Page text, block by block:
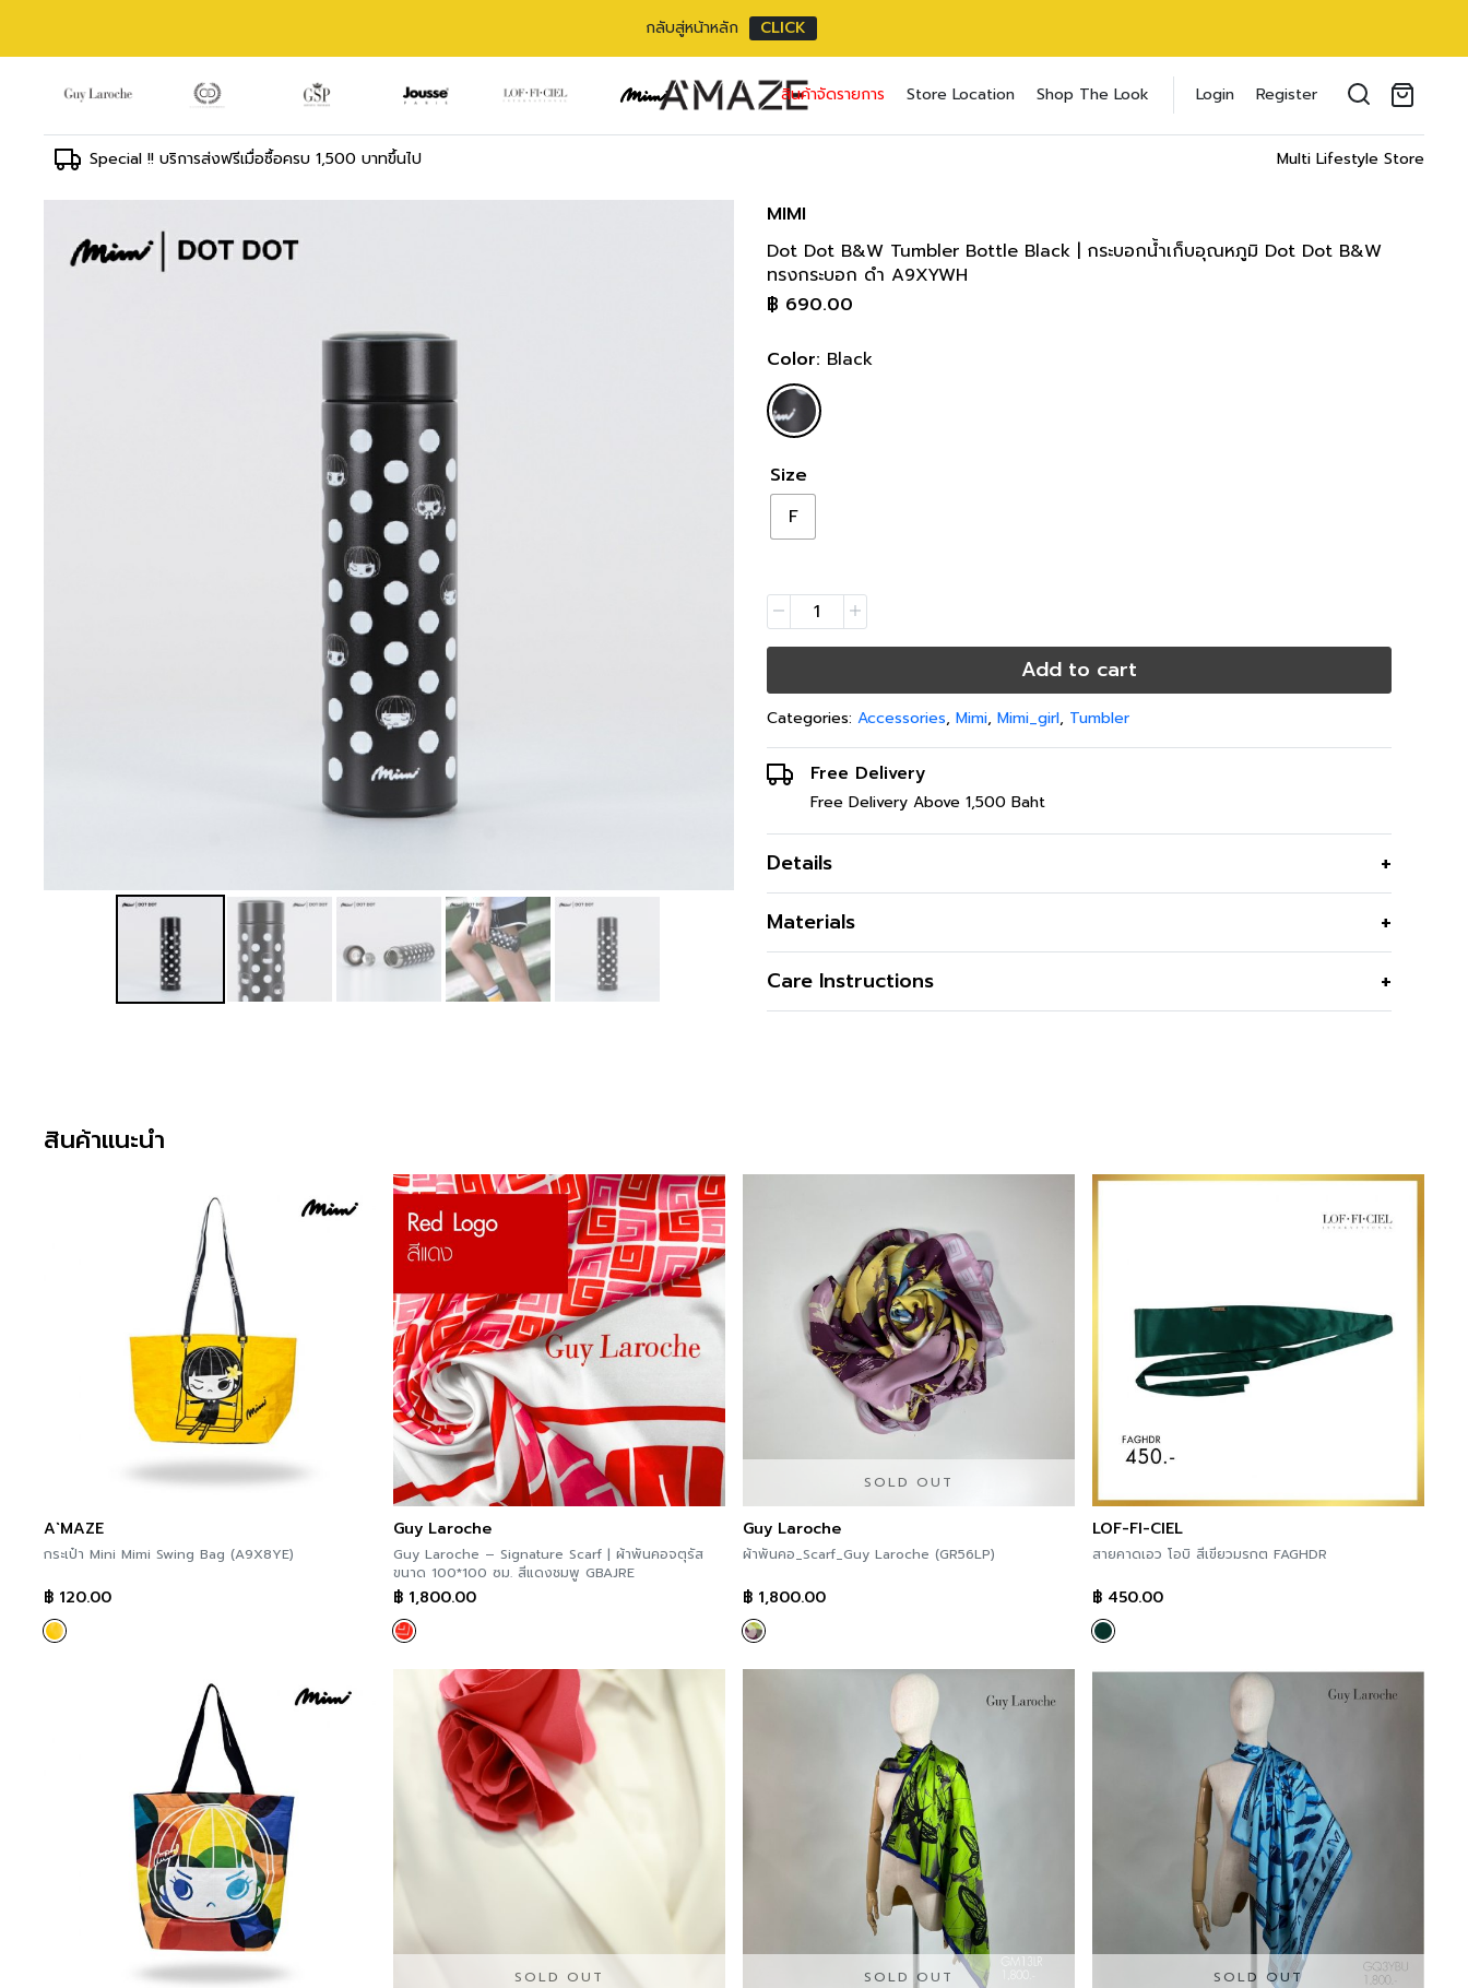
กลับสู่หน้าหลัก CLICK
สินค้าจัดรายการ Store Location Shop The Look Login Register
Special !! บริการส่งฟรีเมื่อซื้อครบ 1,500 บาทขึ้นไป Multi Lifestyle Store
MIMI
Dot Dot B&W Tumbler Bottle Black | กระบอกน้ำเก็บอุณหภูมิ Dot Dot B&W
ทรงกระบอก ดำ A9XYWH
฿ 690.00
Color: Black
Size
F
Add to cart
Categories: Accessories, Mimi, Mimi_girl, Tumbler
Free Delivery
Free Delivery Above 1,500 Baht
Details
Tumbler ไอเท็มสุดฮิตที่ขาดไม่ได้สำหรับทุกไลฟ์สไตล์ เติมเต็มความสดชื่นให้คุณได้ทุก
จิบยามเ
Materials
สี
Care Instructions
สินค้าแนะนำ
A`MAZE
กระเป๋า Mini Mimi Swing Bag (A9X8YE)
฿ 120.00
Guy Laroche
Guy Laroche – Signature Scarf | ผ้าพันคอจตุรัส
ขนาด 100*100 ซม. สีแดงชมพู GBAJRE
฿ 1,800.00
SOLD OUT
Guy Laroche
ผ้าพันคอ_Scarf_Guy Laroche (GR56LP)
฿ 1,800.00
LOF-FI-CIEL
สายคาดเอว โอบิ สีเขียวมรกต FAGHDR
฿ 450.00
SOLD OUT SOLD OUT SOLD OUT
Remember me
เราใช้ข้อมูลส่วนตัวของคุณเพื่อรองรับประสบการณ์การใช้งาน
เว็บไซต์, การจัดการบัญชี รวมถึงจุดประสงค์อื่นๆ ตาม